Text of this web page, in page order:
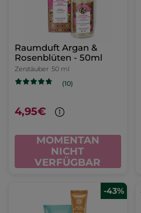
Raumduft Argan &
Rosenblüten - 50ml
Zerstäuber 50 ml
(10)
4,95€
MOMENTAN
NICHT
VERFÜGBAR
-43%